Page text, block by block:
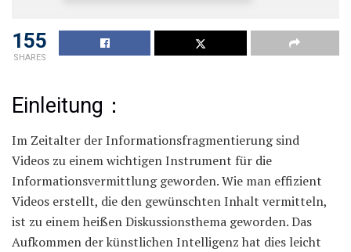
155
SHARES
Einleitung：
Im Zeitalter der Informationsfragmentierung sind
Videos zu einem wichtigen Instrument für die
Informationsvermittlung geworden. Wie man effizient
Videos erstellt, die den gewünschten Inhalt vermitteln,
ist zu einem heißen Diskussionsthema geworden. Das
Aufkommen der künstlichen Intelligenz hat dies leicht